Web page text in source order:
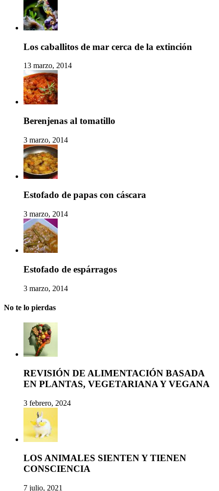
Los caballitos de mar cerca de la extinción
13 marzo, 2014
Berenjenas al tomatillo
3 marzo, 2014
Estofado de papas con cáscara
3 marzo, 2014
Estofado de espárragos
3 marzo, 2014
No te lo pierdas
REVISIÓN DE ALIMENTACIÓN BASADA
EN PLANTAS, VEGETARIANA Y VEGANA
3 febrero, 2024
LOS ANIMALES SIENTEN Y TIENEN
CONSCIENCIA
7 julio, 2021